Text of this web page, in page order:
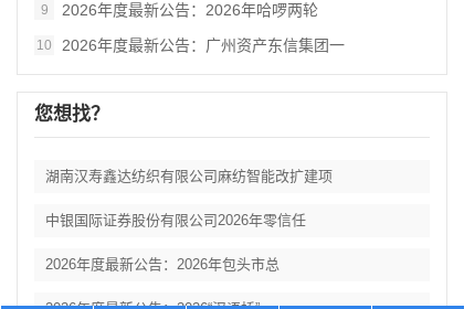
9 2026年度最新公告：2026年哈啰两轮
10 2026年度最新公告：广州资产东信集团一
您想找？
湖南汉寿鑫达纺织有限公司麻纺智能改扩建项
中银国际证券股份有限公司2026年零信任
2026年度最新公告：2026年包头市总